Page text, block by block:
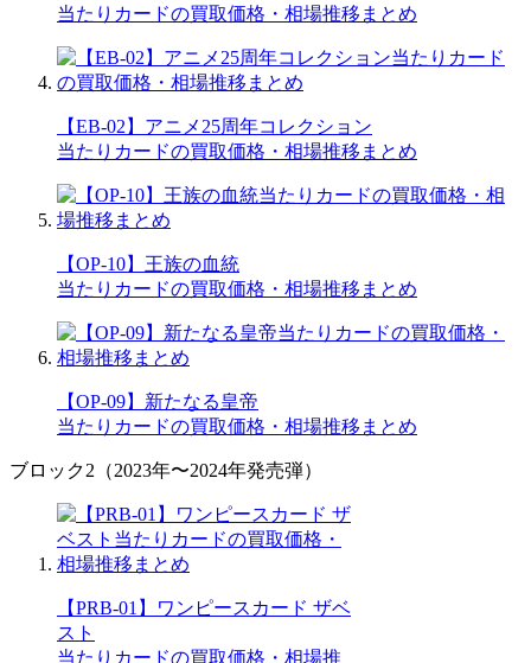
当たりカードの買取価格・相場推移まとめ
【EB-02】アニメ25周年コレクション
当たりカードの買取価格・相場推移まとめ
【OP-10】王族の血統
当たりカードの買取価格・相場推移まとめ
【OP-09】新たなる皇帝
当たりカードの買取価格・相場推移まとめ
ブロック2（2023年〜2024年発売弾）
【PRB-01】ワンピースカード ザベ
スト
当たりカードの買取価格・相場推